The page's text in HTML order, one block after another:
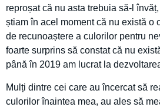
reproșat că nu asta trebuia să-l
știam în acel moment că nu există o
de recunoaștere a culorilor pentru
foarte surprins să constat că nu
până în 2019 am lucrat la
Mulți dintre cei care au încercat să
culorilor înaintea mea, au ales să